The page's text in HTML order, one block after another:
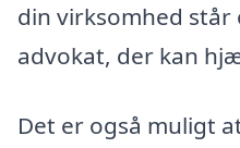
din virksomhed
advokat, der kan
Det er også muligt